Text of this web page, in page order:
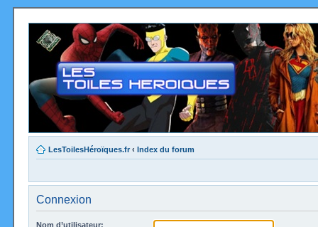
LesToilesHéroïques.fr ‹ Index du forum
Connexion
Nom d’utilisateur: